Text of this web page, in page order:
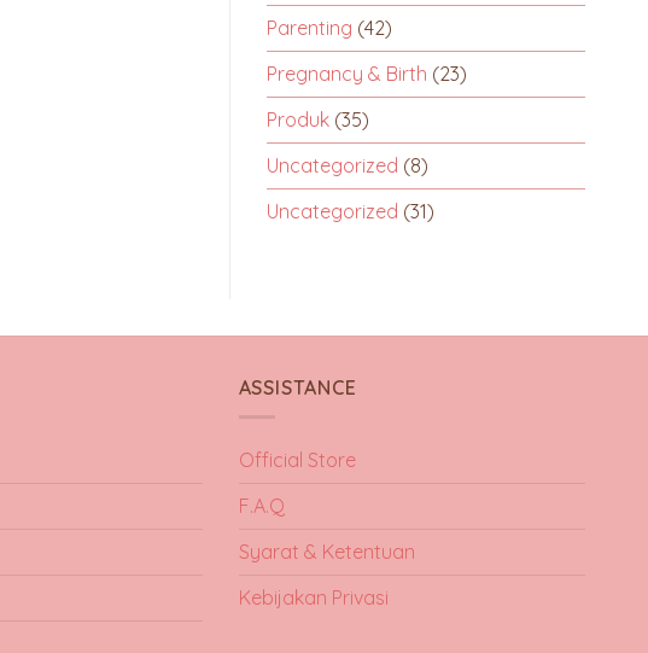
Parenting (42)
Pregnancy & Birth (23)
Produk (35)
Uncategorized (8)
Uncategorized (31)
ASSISTANCE
Official Store
F.A.Q
Syarat & Ketentuan
Kebijakan Privasi